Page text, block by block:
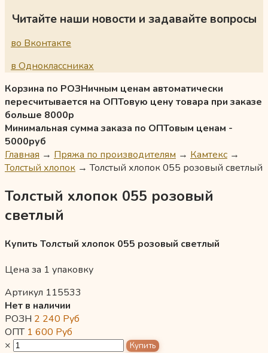
Читайте наши новости и задавайте вопросы
во Вконтакте
в Одноклассниках
Корзина по РОЗНичным ценам автоматически
пересчитывается на ОПТовую цену товара при заказе
больше 8000р
Минимальная сумма заказа по ОПТовым ценам -
5000руб
Главная → Пряжа по производителям → Камтекс →
Толстый хлопок → Толстый хлопок 055 розовый светлый
Толстый хлопок 055 розовый
светлый
Купить Толстый хлопок 055 розовый светлый
Цена за 1 упаковку
Артикул 115533
Нет в наличии
РОЗН 2 240 Руб
ОПТ 1 600 Руб
×